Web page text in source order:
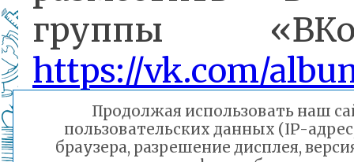
группы
https://vk.com/
указать
Продолжая использовать наш
пользовательских данных (IP-
браузера, разрешение дисплея,